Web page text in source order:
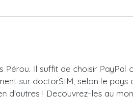
Pérou. Il suffit de choisir
sur doctorSIM, selon le
d'autres ! Decouvrez-les au